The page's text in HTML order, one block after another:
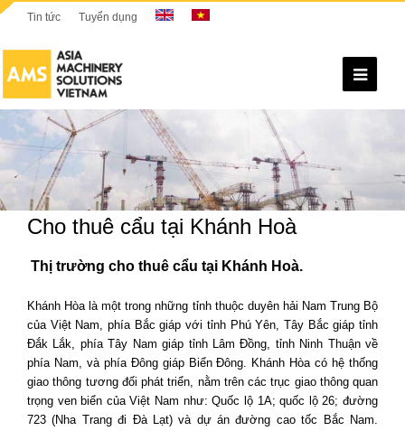
Tin tức Tuyển dụng
Cho thuê cẩu tại Khánh Hoà
Thị trường cho thuê cẩu tại Khánh Hoà.
Khánh Hòa là một trong những tỉnh thuộc duyên hải Nam Trung Bộ
của Việt Nam, phía Bắc giáp với tỉnh Phú Yên, Tây Bắc giáp tỉnh
Đắk Lắk, phía Tây Nam giáp tỉnh Lâm Đồng, tỉnh Ninh Thuận về
phía Nam, và phía Đông giáp Biển Đông. Khánh Hòa có hệ thống
giao thông tương đối phát triển, nằm trên các trục giao thông quan
trọng ven biển của Việt Nam như: Quốc lộ 1A; quốc lộ 26; đường
723 (Nha Trang đi Đà Lạt) và dự án đường cao tốc Bắc Nam.